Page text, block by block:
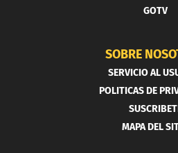
GOTV
SOBRE
SERVICIO AL
POLITICAS DE
MAPA DEL